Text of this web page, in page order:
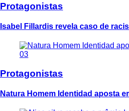
Protagonistas
Isabel Fillardis revela caso de
03
Protagonistas
Natura Homem Identidad aposta